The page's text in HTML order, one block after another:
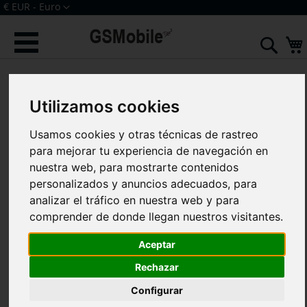
Utilizamos cookies
Usamos cookies y otras técnicas de rastreo
para mejorar tu experiencia de navegación en
nuestra web, para mostrarte contenidos
personalizados y anuncios adecuados, para
analizar el tráfico en nuestra web y para
comprender de donde llegan nuestros visitantes.
Aceptar
Rechazar
Configurar
Ir
al
contenido
Moneda
€ EUR - Euro
al
galería
imágenes